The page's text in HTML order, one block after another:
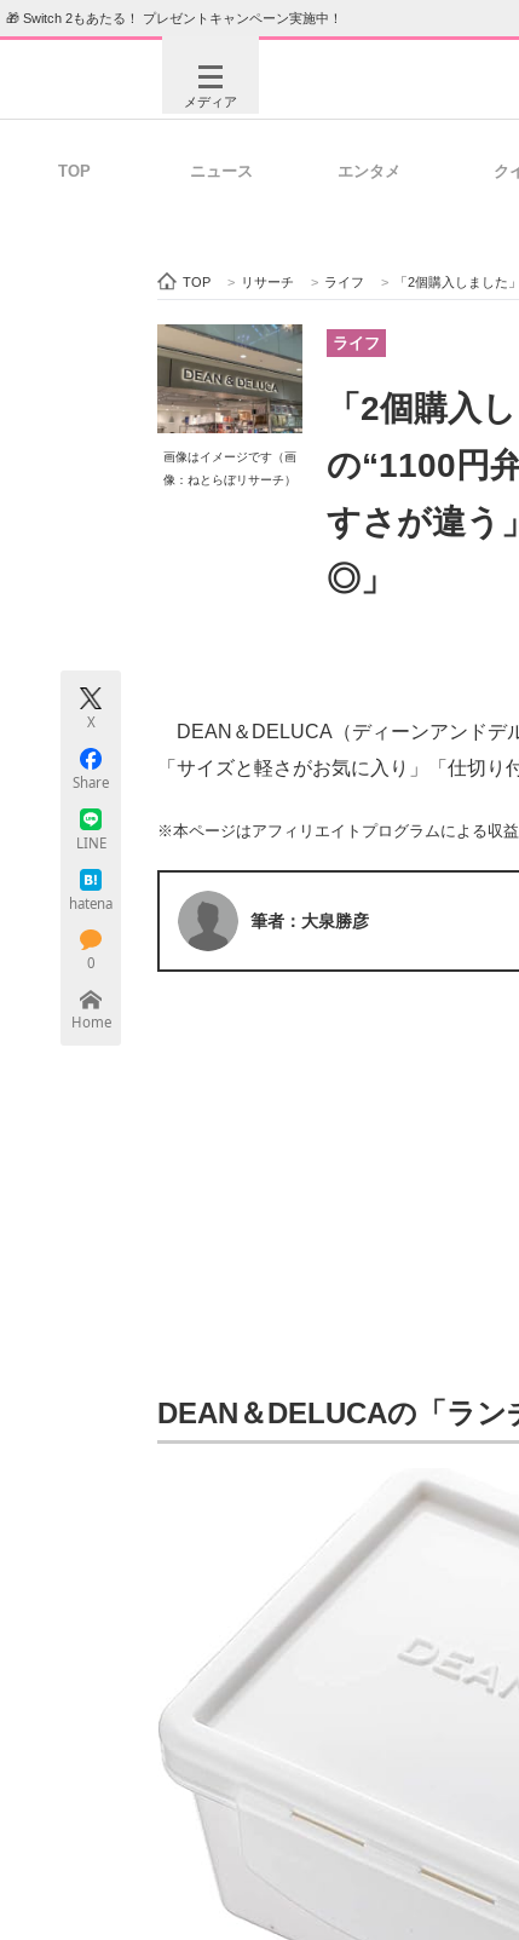
🎁 Switch 2もあたる！ プレゼントキャンペーン実施中！
メディア
ビジネスと働き方のヒント
企業向
モノづくり技術者専門サイト
TOP ニュース エンタメ ク
TOP > リサーチ > ライフ > 「2個購入しました」デ
画像はイメージです（画
像：ねとらぼリサーチ）
ライフ
「2個購入
の“1100円
すさが違う
◎」
X
Share
LINE
hatena
0
Home
DEAN＆DELUCA（ディーンアンドデ
「サイズと軽さがお気に入り」「仕切り
※本ページはアフィリエイトプログラムによる収
筆者：大泉勝彦
DEAN＆DELUCAの「ラ